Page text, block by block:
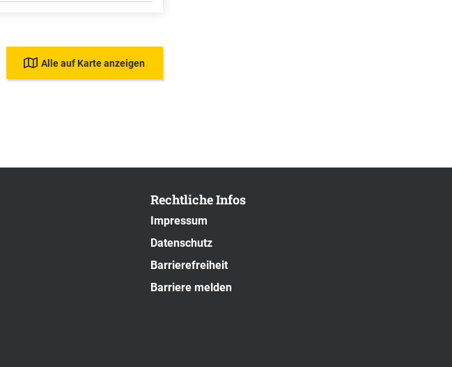
Alle auf Karte anzeigen
Rechtliche Infos
Impressum
Datenschutz
Barrierefreiheit
Barriere melden